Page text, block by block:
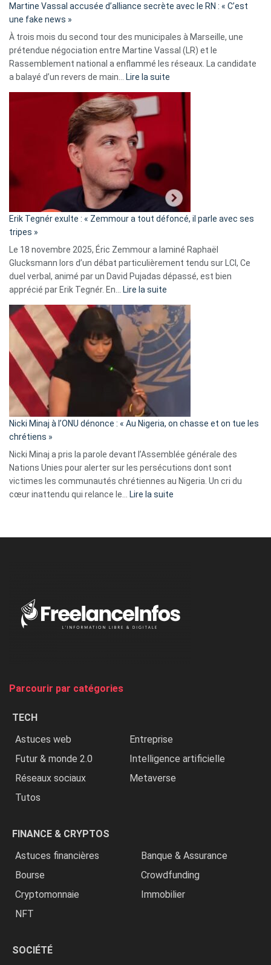
Algérie
Martine Vassal accusée d’alliance secrète avec le RN : « C’est
une fake news »
À trois mois du second tour des municipales à Marseille, une
prétendue négociation entre Martine Vassal (LR) et le
Rassemblement national a enflammé les réseaux. La candidate
a balayé d’un revers de main… Lire la suite
d’alliance
secrète
«
C’est
fake
news
»
Erik Tegnér exulte : « Zemmour a tout défoncé, il parle avec ses
tripes »
Le 18 novembre 2025, Éric Zemmour a laminé Raphaël
Glucksmann lors d’un débat particulièrement tendu sur LCI, Ce
duel verbal, animé par un David Pujadas dépassé, est bien
apprécié par Erik Tegnér. En… Lire la suite
Tegnér
exulte
« Zemmour
a
tout
parle
ses
tripes »
Nicki Minaj à l’ONU dénonce : « Au Nigeria, on chasse et on tue les
chrétiens »
Nicki Minaj a pris la parole devant l’Assemblée générale des
Nations Unies pour alerter sur les persécutions dont sont
victimes les communautés chrétiennes au Nigeria. Un cri du
cœur inattendu qui relance le… Lire la suite
Nigeria,
Parcourir par catégories
TECH
Astuces web
Entreprise
Futur & monde 2.0
Intelligence artificielle
Réseaux sociaux
Metaverse
Tutos
FINANCE & CRYPTOS
Astuces financières
Banque & Assurance
Bourse
Crowdfunding
Cryptomonnaie
Immobilier
NFT
SOCIÉTÉ